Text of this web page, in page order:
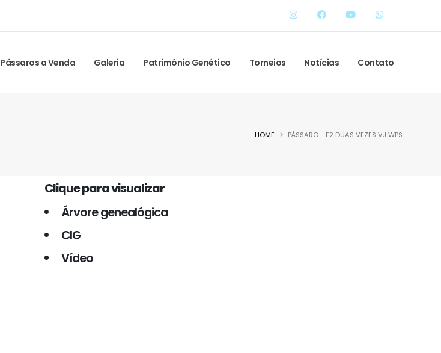
Pássaros a Venda Galeria Patrimônio Genético Torneios Notícias Contato
HOME PÁSSARO - F2 DUAS VEZES VJ WPS
Clique para visualizar
Árvore genealógica
CIG
Vídeo